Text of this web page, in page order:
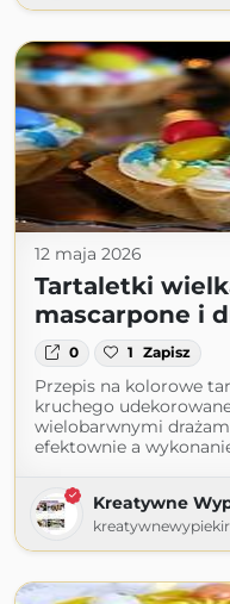
12 maja 2026
Tartaletki
mascarpone i
0 1 Zapisz
Przepis na kolorowe
kruchego
wielobarwnymi
efektownie a
Kreatywne